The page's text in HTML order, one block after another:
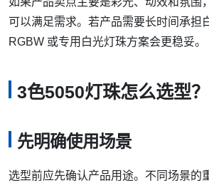
可以满足需求。若产品需要长时间承担
RGBW 或专用白光灯珠方案会更稳妥。
3色5050灯珠怎么选型？
先明确使用场景
选型前应先确认产品用途。不同场景的